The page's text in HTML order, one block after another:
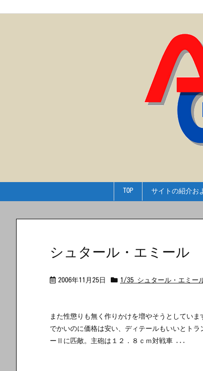
TOP サイトの紹介お
シュタール・エミール
2006年11月25日 1/35 シュタール・エミー
また性懲りも無く作りかけを増やそうとしてい
でかいのに価格は安い、ディテールもいいとト
ーⅡに匹敵。主砲は１２．８ｃｍ対戦車 ...